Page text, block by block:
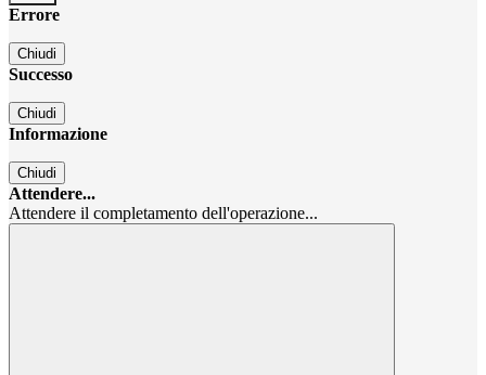
Errore
Chiudi
Successo
Chiudi
Informazione
Chiudi
Attendere...
Attendere il completamento dell'operazione...